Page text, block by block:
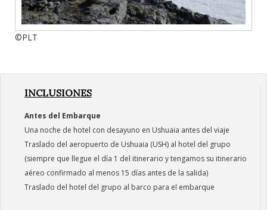
©PLT
INCLUSIONES
Antes del Embarque
Una noche de hotel con desayuno en Ushuaia antes del viaje
Traslado del aeropuerto de Ushuaia (USH) al hotel del grupo
(siempre que llegue el día 1 del itinerario y tengamos su itinerario
aéreo confirmado al menos 15 días antes de la salida)
Traslado del hotel del grupo al barco para el embarque